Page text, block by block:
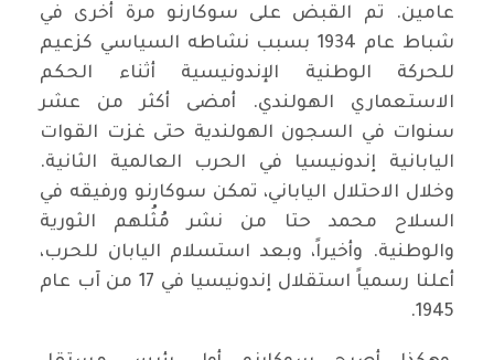
عامين. تم القبض على سوكارنو مرة أخرى في
شباط عام 1934 بسبب نشاطه السياسي كزعيم
للحركة الوطنية الإندونيسية أثناء الحكم
الاستعماري الهولندي. أمضى أكثر من عشر
سنوات في السجون الهولندية حتى غزت القوات
اليابانية إندونيسيا في الحرب العالمية الثانية.
وخلال الاحتلال الياباني، تمكن سوكارنو ورفيقه في
السلاح محمد حتا من نشر مُثُلهم الثورية
والوطنية. وأخيراً، وبعد استسلام اليابان للحرب،
أعلنا رسمياً استقلال إندونيسيا في 17 من آب عام
1945.